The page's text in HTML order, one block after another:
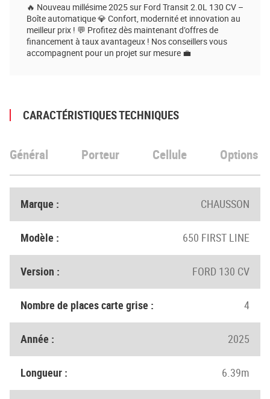
🔥 Nouveau millésime 2025 sur Ford Transit 2.0L 130 CV –
Boîte automatique 💎 Confort, modernité et innovation au
meilleur prix ! 💬 Profitez dès maintenant d’offres de
financement à taux avantageux ! Nos conseillers vous
accompagnent pour un projet sur mesure 💼
CARACTÉRISTIQUES TECHNIQUES
Général Porteur Cellule Options
Marque : CHAUSSON
Modèle : 650 FIRST LINE
Version : FORD 130 CV
Nombre de places carte grise : 4
Année : 2025
Longueur : 6.39m